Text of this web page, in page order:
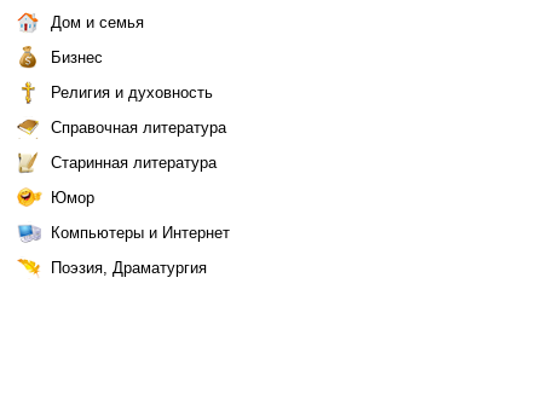
Дом и семья
Бизнес
Религия и духовность
Справочная литература
Старинная литература
Юмор
Компьютеры и Интернет
Поэзия, Драматургия